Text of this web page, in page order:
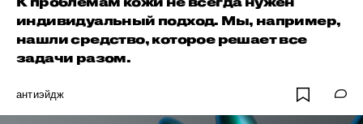
индивидуальный подход. Мы, например,
нашли средство, которое решает все
задачи разом.
антиэйдж